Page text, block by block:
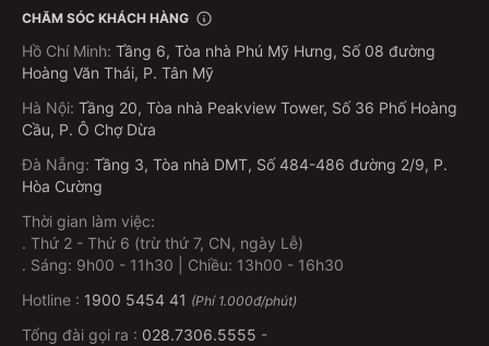
CHĂM SÓC KHÁCH HÀNG
Hồ Chí Minh: Tầng 6, Tòa nhà Phú Mỹ Hưng, Số 08 đường
Hoàng Văn Thái, P. Tân Mỹ
Hà Nội: Tầng 20, Tòa nhà Peakview Tower, Số 36 Phố Hoàng
Cầu, P. Ô Chợ Dừa
Đà Nẵng: Tầng 3, Tòa nhà DMT, Số 484-486 đường 2/9, P.
Hòa Cường
Thời gian làm việc:
. Thứ 2 - Thứ 6 (trừ thứ 7, CN, ngày Lễ)
. Sáng: 9h00 - 11h30 | Chiều: 13h00 - 16h30
Hotline : 1900 5454 41 (Phí 1.000đ/phút)
Tổng đài gọi ra : 028.7306.5555 -